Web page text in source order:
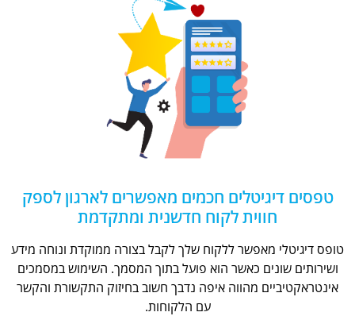
טפסים דיגיטלים חכמים מאפשרים לארגון לספק
חווית לקוח חדשנית ומתקדמת
טופס דיגיטלי מאפשר ללקוח שלך לקבל בצורה ממוקדת ונוחה מידע
ושירותים שונים כאשר הוא פועל בתוך המסמך. השימוש במסמכים
אינטראקטיביים מהווה איפה נדבך חשוב בחיזוק התקשורת והקשר
עם הלקוחות.